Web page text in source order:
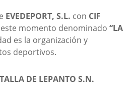
EVEDEPORT, S.L. con CIF
momento denominado “LA
es la organización y
deportivos.
DE LEPANTO S.N.